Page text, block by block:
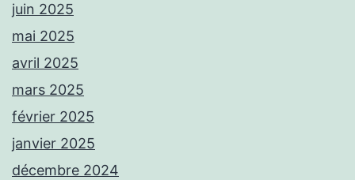
juin 2025
mai 2025
avril 2025
mars 2025
février 2025
janvier 2025
décembre 2024